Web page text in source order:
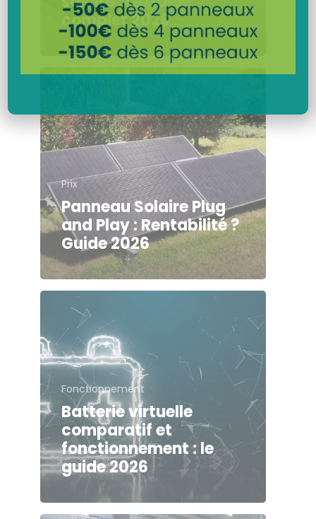
complet 2026
Prix
Panneau Solaire Plug
and Play : Rentabilité ?
Guide 2026
Fonctionnement
Batterie virtuelle
comparatif et
fonctionnement : le
guide 2026